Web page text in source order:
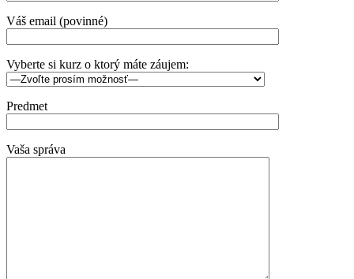
Váš email (povinné)
Vyberte si kurz o ktorý máte záujem:
Predmet
Vaša správa